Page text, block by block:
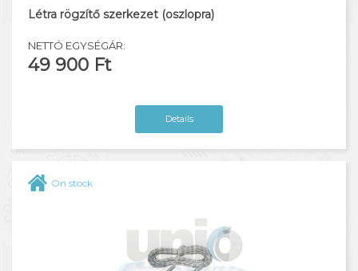
Létra rögzítő szerkezet (oszlopra)
NETTÓ EGYSÉGÁR:
49 900 Ft
Details
On stock